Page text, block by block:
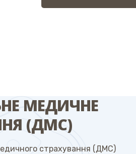
МЕДИЧНЕ
(ДМС)
страхування (ДМС)